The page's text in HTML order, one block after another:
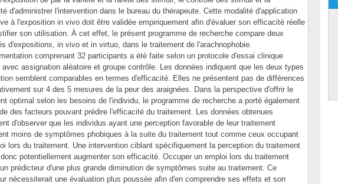
d'administrer l'intervention dans le bureau du thérapeute. Cette modalité d'application
à l'exposition in vivo doit être validée empiriquement afin d'évaluer son efficacité réelle
son utilisation. À cet effet, le présent programme de recherche compare deux
d'expositions, in vivo et in virtuo, dans le traitement de l'arachnophobie.
comprenant 32 participants a été faite selon un protocole d'essai clinique
avec assignation aléatoire et groupe contrôle. Les données indiquent que les deux types
semblent comparables en termes d'efficacité. Elles ne présentent pas de différences
sur 4 des 5 mesures de la peur des araignées. Dans la perspective d'offrir le
optimal selon les besoins de l'individu, le programme de recherche a porté également
des facteurs pouvant prédire l'efficacité du traitement. Les données obtenues
d'observer que les individus ayant une perception favorable de leur traitement
moins de symptômes phobiques à la suite du traitement tout comme ceux occupant
lors du traitement. Une intervention ciblant spécifiquement la perception du traitement
potentiellement augmenter son efficacité. Occuper un emploi lors du traitement
prédicteur d'une plus grande diminution de symptômes suite au traitement. Ce
nécessiterait une évaluation plus poussée afin d'en comprendre ses effets et son